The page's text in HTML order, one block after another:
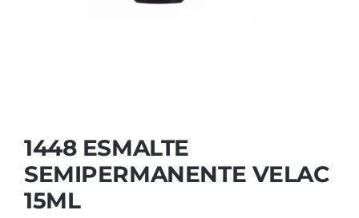
1448 ESMALTE
SEMIPERMANENTE VELAC
15ML